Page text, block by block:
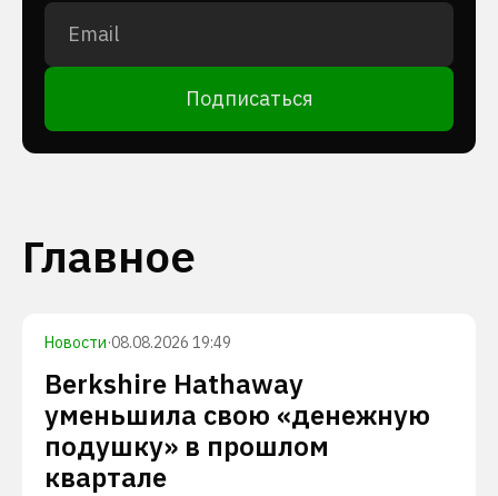
Подписаться
Главное
Новости·08.08.2026 19:49
Berkshire Hathaway
уменьшила свою «денежную
подушку» в прошлом
квартале